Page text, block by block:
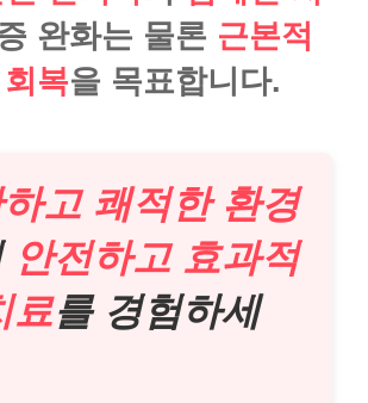
완화는 물론 근본적
복을 목표합니다.
고 쾌적한 환경
안전하고 효과적
료를 경험하세